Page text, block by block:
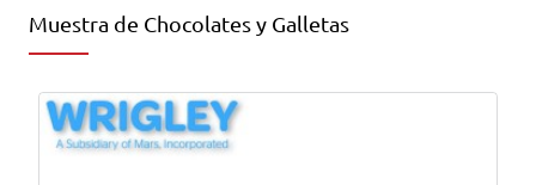
Muestra de Chocolates y Galletas